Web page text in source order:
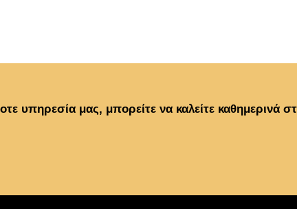
υπηρεσία μας, μπορείτε να καλείτε καθημερινά